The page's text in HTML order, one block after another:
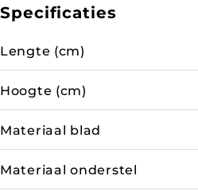
Specificaties
Lengte (cm)
Hoogte (cm)
Materiaal blad
Materiaal onderstel